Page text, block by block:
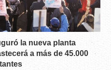
la nueva planta
a más de 45.000